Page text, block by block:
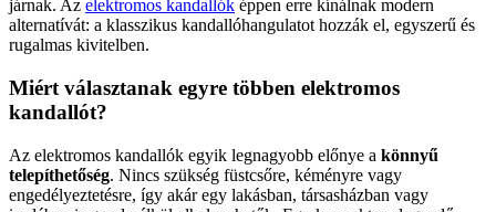
járnak. Az elektromos kandallók éppen erre kínálnak modern
alternatívát: a klasszikus kandallóhangulatot hozzák el, egyszerű és
rugalmas kivitelben.
Miért választanak egyre többen elektromos
kandallót?
Az elektromos kandallók egyik legnagyobb előnye a könnyű
telepíthetőség. Nincs szükség füstcsőre, kéményre vagy
engedélyeztetésre, így akár egy lakásban, társasházban vagy